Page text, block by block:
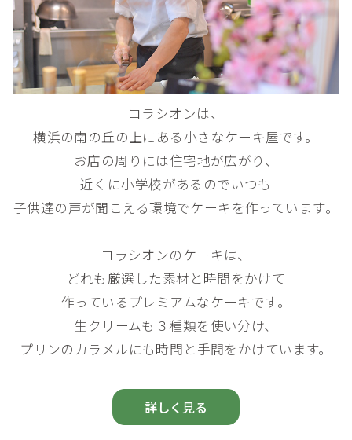
コラシオンは、
横浜の南の丘の上にある小さなケーキ屋です。
お店の周りには住宅地が広がり、
近くに小学校があるのでいつも
子供達の声が聞こえる環境でケーキを作っています。
コラシオンのケーキは、
どれも厳選した素材と時間をかけて
作っているプレミアムなケーキです。
生クリームも３種類を使い分け、
プリンのカラメルにも時間と手間をかけています。
詳しく見る